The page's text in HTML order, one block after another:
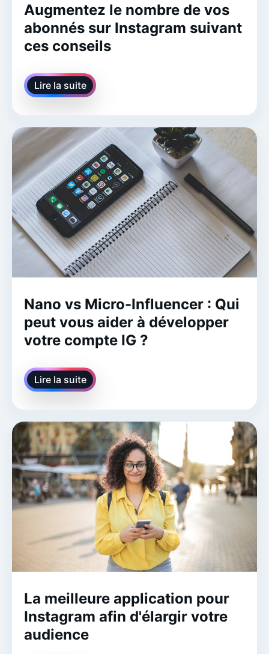
Augmentez le nombre de vos
abonnés sur Instagram suivant
ces conseils
Lire la suite
Nano vs Micro-Influencer : Qui
peut vous aider à développer
votre compte IG ?
Lire la suite
La meilleure application pour
Instagram afin d'élargir votre
audience